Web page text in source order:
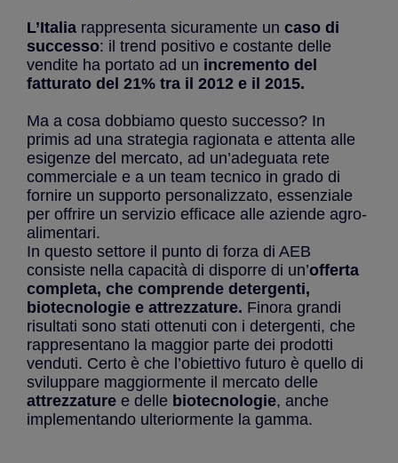
L’Italia rappresenta sicuramente un caso di
successo: il trend positivo e costante delle
vendite ha portato ad un incremento del
fatturato del 21% tra il 2012 e il 2015.
Ma a cosa dobbiamo questo successo? In
primis ad una strategia ragionata e attenta alle
esigenze del mercato, ad un’adeguata rete
commerciale e a un team tecnico in grado di
fornire un supporto personalizzato, essenziale
per offrire un servizio efficace alle aziende agro-
alimentari.
In questo settore il punto di forza di AEB
consiste nella capacità di disporre di un’offerta
completa, che comprende detergenti,
biotecnologie e attrezzature. Finora grandi
risultati sono stati ottenuti con i detergenti, che
rappresentano la maggior parte dei prodotti
venduti. Certo è che l’obiettivo futuro è quello di
sviluppare maggiormente il mercato delle
attrezzature e delle biotecnologie, anche
implementando ulteriormente la gamma.